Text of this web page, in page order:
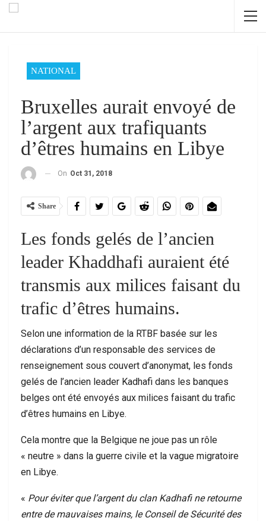
NATIONAL
Bruxelles aurait envoyé de
l’argent aux trafiquants
d’êtres humains en Libye
On Oct 31, 2018
Share
Les fonds gelés de l’ancien
leader Khaddhafi auraient été
transmis aux milices faisant du
trafic d’êtres humains.
Selon une information de la RTBF basée sur les
déclarations d’un responsable des services de
renseignement sous couvert d’anonymat, les fonds
gelés de l’ancien leader Kadhafi dans les banques
belges ont été envoyés aux milices faisant du trafic
d’êtres humains en Libye.
Cela montre que la Belgique ne joue pas un rôle
« neutre » dans la guerre civile et la vague migratoire
en Libye.
« Pour éviter que l’argent du clan Kadhafi ne retourne
entre de mauvaises mains, le Conseil de Sécurité des